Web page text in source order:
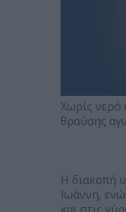
Χωρίς νερό
θραύσης
Η διακοπή
Ιωάννη,